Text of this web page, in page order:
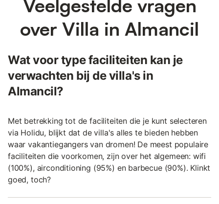
Veelgestelde vragen
over Villa in Almancil
Wat voor type faciliteiten kan je
verwachten bij de villa's in
Almancil?
Met betrekking tot de faciliteiten die je kunt selecteren
via Holidu, blijkt dat de villa's alles te bieden hebben
waar vakantiegangers van dromen! De meest populaire
faciliteiten die voorkomen, zijn over het algemeen: wifi
(100%), airconditioning (95%) en barbecue (90%). Klinkt
goed, toch?